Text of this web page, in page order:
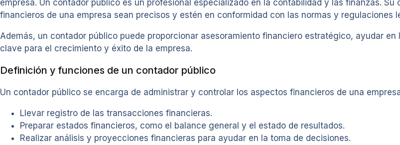
empresa. Un contador público es un profesional especializado en la contabilidad y las finanzas.
financieros de una empresa sean precisos y estén en conformidad con las normas y regulaciones
Además, un contador público puede proporcionar asesoramiento financiero estratégico, ayudar
clave para el crecimiento y éxito de la empresa.
Definición y funciones de un contador público
Un contador público se encarga de administrar y controlar los aspectos financieros de una
Llevar registro de las transacciones financieras.
Preparar estados financieros, como el balance general y el estado de resultados.
Realizar análisis y proyecciones financieras para ayudar en la toma de decisiones.